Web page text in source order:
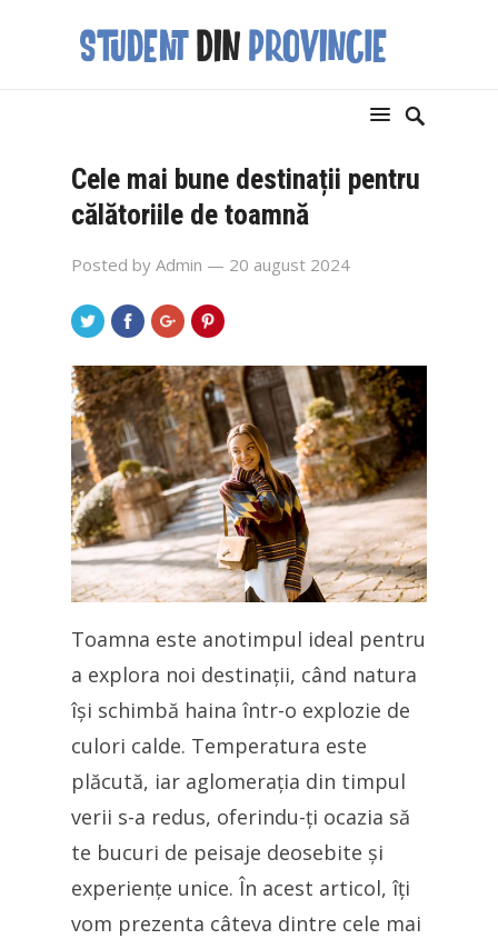
Cele mai bune destinații pentru
călătoriile de toamnă
Posted by Admin — 20 august 2024
Toamna este anotimpul ideal pentru
a explora noi destinații, când natura
își schimbă haina într-o explozie de
culori calde. Temperatura este
plăcută, iar aglomerația din timpul
verii s-a redus, oferindu-ți ocazia să
te bucuri de peisaje deosebite și
experiențe unice. În acest articol, îți
vom prezenta câteva dintre cele mai